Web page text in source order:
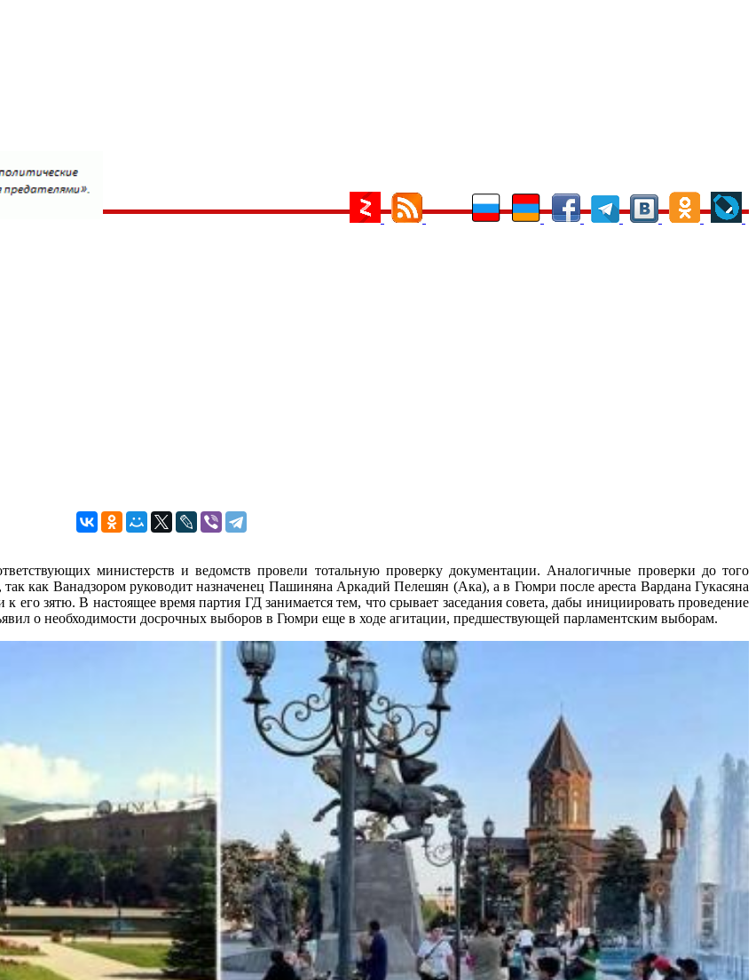
министерств и ведомств провели тотальную проверку документации. Аналогичные проверки до того
как Ванадзором руководит назначенец Пашиняна Аркадий Пелешян (Ака), а в Гюмри после ареста Вардана Гукасяна
его зятю. В настоящее время партия ГД занимается тем, что срывает заседания совета, дабы инициировать проведение
о необходимости досрочных выборов в Гюмри еще в ходе агитации, предшествующей парламентским выборам.